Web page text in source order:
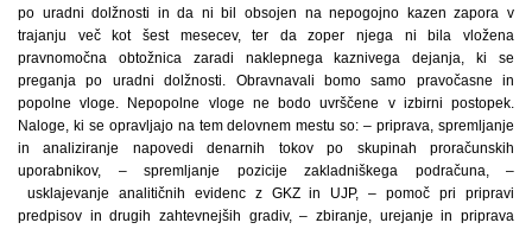
po uradni dolžnosti in da ni bil obsojen na nepogojno kazen zapora v
trajanju več kot šest mesecev, ter da zoper njega ni bila vložena
pravnomočna obtožnica zaradi naklepnega kaznivega dejanja, ki se
preganja po uradni dolžnosti. Obravnavali bomo samo pravočasne in
popolne vloge. Nepopolne vloge ne bodo uvrščene v izbirni postopek.
Naloge, ki se opravljajo na tem delovnem mestu so: – priprava, spremljanje
in analiziranje napovedi denarnih tokov po skupinah proračunskih
uporabnikov, – spremljanje pozicije zakladniškega podračuna, –
usklajevanje analitičnih evidenc z GKZ in UJP, – pomoč pri pripravi
predpisov in drugih zahtevnejših gradiv, – zbiranje, urejanje in priprava